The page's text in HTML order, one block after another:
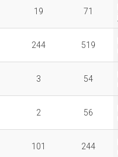
19 71
244 519
3 54
2 56
101 244